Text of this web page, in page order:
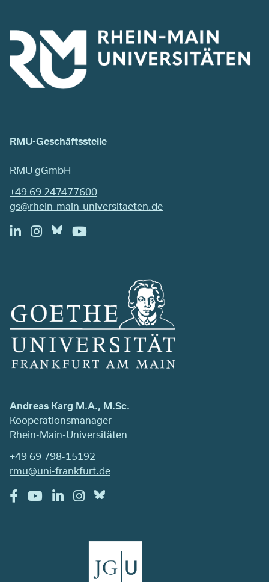
RMU-Geschäftsstelle
RMU gGmbH
+49 69 247477600
gs@rhein-main-universitaeten.de
Andreas Karg M.A., M.Sc.
Kooperationsmanager
Rhein-Main-Universitäten
+49 69 798-15192
rmu@uni-frankfurt.de